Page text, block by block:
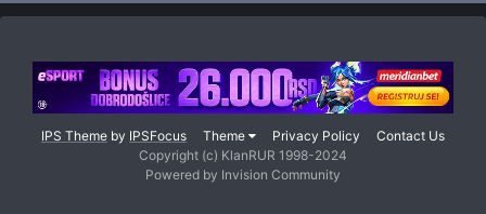
IPS Theme by IPSFocus Theme Privacy Policy
Contact Us
Copyright (c) KlanRUR 1998-2024
Powered by Invision Community